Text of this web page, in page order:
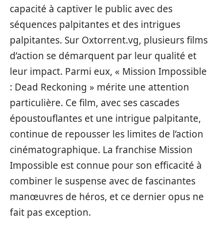
capacité à captiver le public avec des
séquences palpitantes et des intrigues
palpitantes. Sur Oxtorrent.vg, plusieurs films
d’action se démarquent par leur qualité et
leur impact. Parmi eux, « Mission Impossible
: Dead Reckoning » mérite une attention
particulière. Ce film, avec ses cascades
époustouflantes et une intrigue palpitante,
continue de repousser les limites de l’action
cinématographique. La franchise Mission
Impossible est connue pour son efficacité à
combiner le suspense avec de fascinantes
manœuvres de héros, et ce dernier opus ne
fait pas exception.